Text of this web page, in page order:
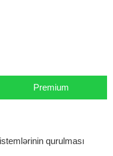
Premium
qurulması